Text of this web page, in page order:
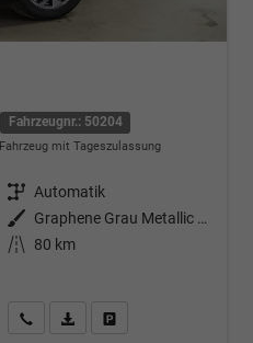
Fahrzeugnr.: 50204
Fahrzeug mit Tageszulassung
Getriebe Automatik
Außenfarbe
Graphene Grau Metallic (R6)
Kilometerstand
80 km
Kontakt & Angebot anfordern
PDF-Datei, Fahrzeugexposé